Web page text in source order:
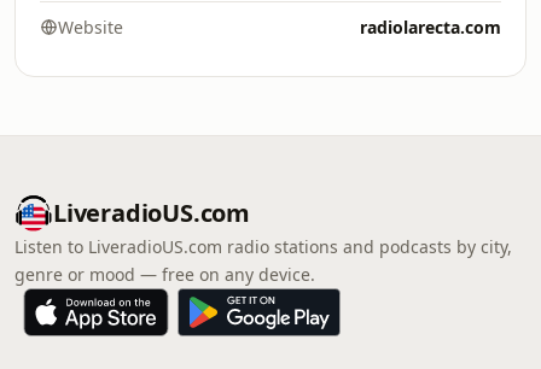
Website radiolarecta.com
LiveradioUS.com
Listen to LiveradioUS.com radio stations and podcasts by city,
genre or mood — free on any device.